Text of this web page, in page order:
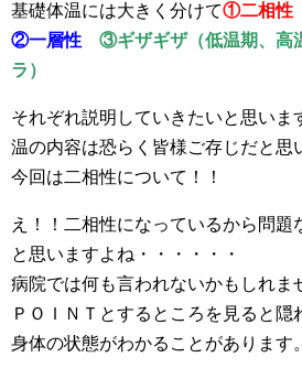
基礎体温には大きく分けて①二相性
②一層性 ③ギザギザ（低温期、高
ラ）
それぞれ説明していきたいと思いま
温の内容は恐らく皆様ご存じだと思
今回は二相性について！！
え！！二相性になっているから問題
と思いますよね・・・・・・
病院では何も言われないかもしれま
ＰＯＩＮＴとするところを見ると隠
身体の状態がわかることがあります。